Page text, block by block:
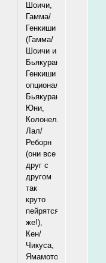
Шоичи,
Гамма/
Генкиши
(Гамма/
Шоичи и
Бьякуран/
Генкиши
опционально),
Бьякуран/
Юни,
Колонелло/
Лал/
Реборн
(они все
друг с
другом
так
круто
пейрятся
же!),
Кен/
Чикуса,
Ямамото/